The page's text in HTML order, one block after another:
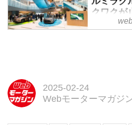
クワクが
ベント
は、クル
2025-02-24
Webモーターマガジ